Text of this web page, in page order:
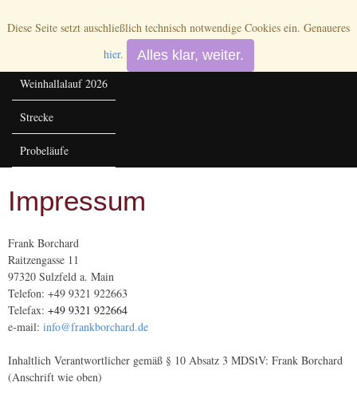
Weinhallalauf 2026
Strecke
Probeläufe
Impressum
Frank Borchard
Raitzengasse 11
97320 Sulzfeld a. Main
Telefon: +49 9321 922663
Telefax: +49 9321 922664
e-mail: info@frankborchard.de
Inhaltlich Verantwortlicher gemäß § 10 Absatz 3 MDStV: Frank Borchard
(Anschrift wie oben)
Diese Seite setzt auschließlich technisch notwendige Cookies ein. Genaueres
hier. Alles klar, weiter.